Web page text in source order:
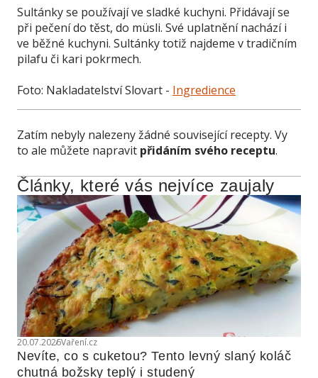
Sultánky se používají ve sladké kuchyni. Přidávají se
při pečení do těst, do müsli. Své uplatnění nachází i
ve běžné kuchyni. Sultánky totiž najdeme v tradičním
pilafu či kari pokrmech.
Foto: Nakladatelství Slovart - Ingredience
Zatím nebyly nalezeny žádné související recepty. Vy
to ale můžete napravit přidáním svého receptu.
Články, které vás nejvíce zaujaly
20.07.2026Vaření.cz
Nevíte, co s cuketou? Tento levný slaný koláč
chutná božsky teplý i studený